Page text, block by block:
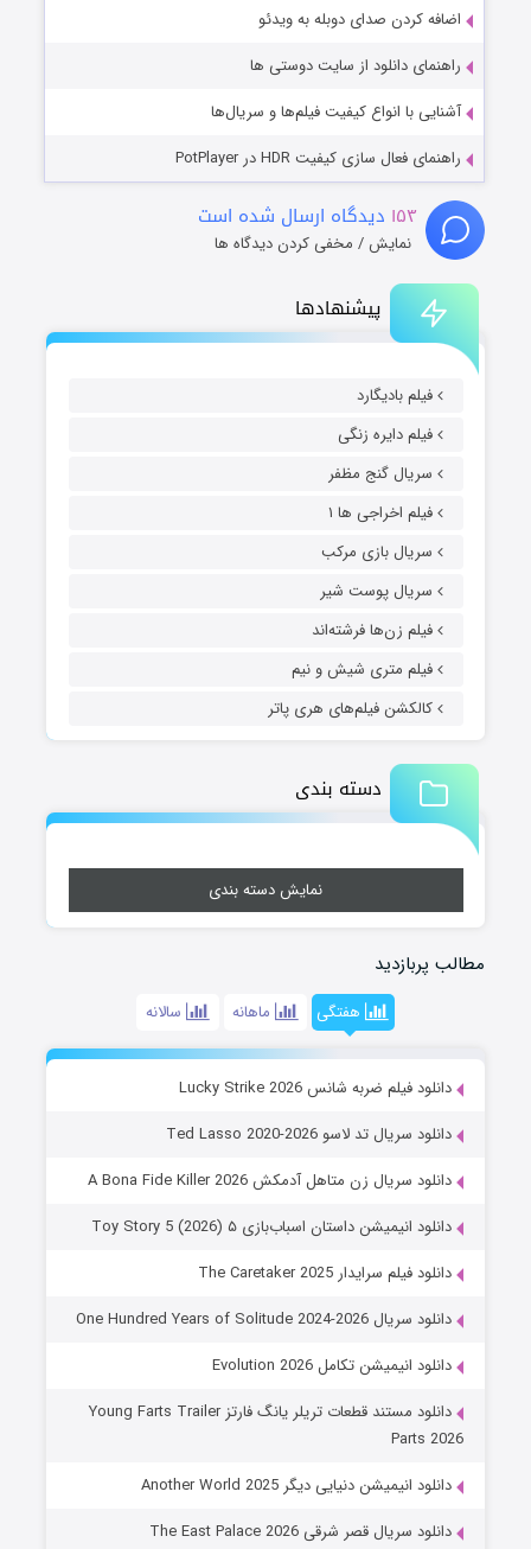
پیشنهادها
فیلم بادیگارد
فیلم دایره زنگی
سریال گنج مظفر
فیلم اخراجی ها ۱
سریال بازی مرکب
سریال پوست شیر
فیلم زن‌ها فرشته‌اند
فیلم متری شیش و نیم
کالکشن فیلم‌های هری پاتر
دسته بندی
نمایش دسته بندی
مطالب پربازدید
هفتگی ماهانه سالانه
دانلود فیلم ضربه شانس Lucky Strike 2026
دانلود سریال تد لاسو Ted Lasso 2020-2026
دانلود سریال زن متاهل آدمکش A Bona Fide Killer 2026
دانلود انیمیشن داستان اسباب‌بازی ۵ Toy Story 5 (2026)
دانلود فیلم سرایدار The Caretaker 2025
دانلود سریال One Hundred Years of Solitude 2024-2026
دانلود انیمیشن تکامل Evolution 2026
دانلود مستند قطعات تریلر یانگ فارتز Young Farts Trailer
Parts 2026
دانلود انیمیشن دنیایی دیگر Another World 2025
دانلود سریال قصر شرقی The East Palace 2026
اضافه کردن صدای دوبله به ویدئو
راهنمای دانلود از سایت دوستی ها
آشنایی با انواع کیفیت فیلم‌ها و سریال‌ها
راهنمای فعال سازی کیفیت HDR در PotPlayer
۱۵۳ دیدگاه ارسال شده است
نمایش / مخفی کردن دیدگاه ها